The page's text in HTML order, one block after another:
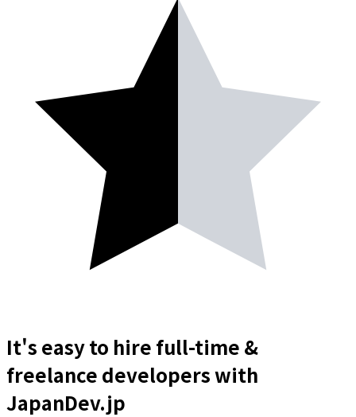
It's easy to hire full-time &
freelance developerswith
JapanDev.jp